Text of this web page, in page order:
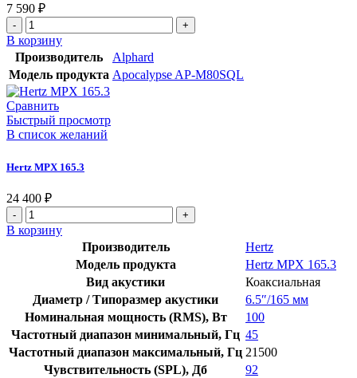
7 590 ₽
Количество
товара
Apocalypse
AP-
M80SQL
В корзину
Производитель
Alphard
Модель продукта Apocalypse AP-M80SQL
Сравнить
Быстрый просмотр
В список желаний
Hertz MPX 165.3
24 400 ₽
Количество
товара
Hertz
В корзину
Производитель
Hertz
Модель продукта
Hertz MPX 165.3
Вид акустики
Коаксиальная
Диаметр / Типоразмер акустики
6.5″/165 мм
Номинальная мощность (RMS), Вт
100
Частотный диапазон минимальный, Гц 45
Частотный диапазон максимальный, Гц 21500
Чувствительность (SPL), Дб
92